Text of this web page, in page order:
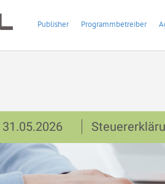
Publisher Programmbetreiber
31.05.2026